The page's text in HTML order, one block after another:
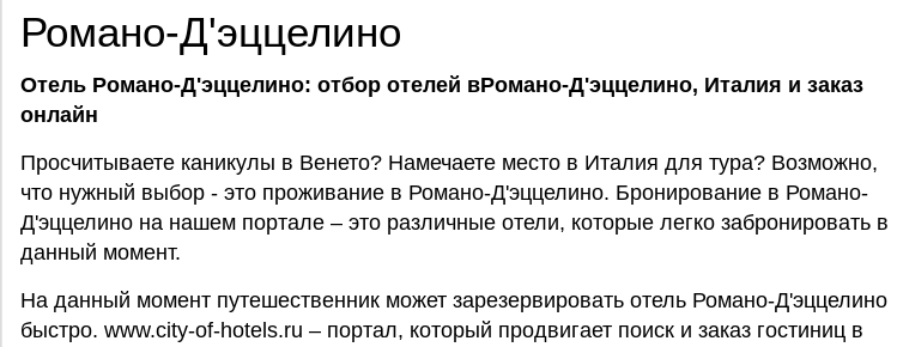
Романо-Д'эццелино
Отель Романо-Д'эццелино: отбор отелей вРомано-Д'эццелино, Италия и заказ
онлайн
Просчитываете каникулы в Венето? Намечаете место в Италия для тура? Возможно,
что нужный выбор - это проживание в Романо-Д'эццелино. Бронирование в Романо-
Д'эццелино на нашем портале – это различные отели, которые легко забронировать в
данный момент.
На данный момент путешественник может зарезервировать отель Романо-Д'эццелино
быстро. www.city-of-hotels.ru – портал, который продвигает поиск и заказ гостиниц в